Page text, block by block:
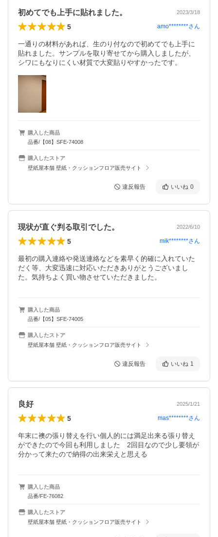
初めてでも上手に貼れました。 2023/3/18
5 amo********さん
一通りの材料があれば、生のり付なので初めてでも上手に
貼れました。サンプルを取り寄せてから購入しましたが、
シワにもなりにくい材質で大変貼りやすかったです。
購入した商品
品番/【08】SFE-74008
購入したストア
壁紙屋本舗 壁紙・クッションフロア販売サイト
違反報告 いいね 0
現状が直ぐ判る取引でした。 2022/6/10
5 mik********さん
最初の購入連絡や発送連絡などを素早く的確に入れていた
だく等、大変迅速に対応いただきありがとうございまし
た。気持ちよく買い物させていただきました。
購入した商品
品番/【05】SFE-74005
購入したストア
壁紙屋本舗 壁紙・クッションフロア販売サイト
違反報告 いいね 1
良好 2025/1/21
5 mas********さん
年末に襖の張り替えを行い個人的には満足出来る張り替え
ができたので今回も利用しました　2回目なので少し要領が
分かって来たので納得の出来栄えと思える
購入した商品
品番/FE-76082
購入したストア
壁紙屋本舗 壁紙・クッションフロア販売サイト